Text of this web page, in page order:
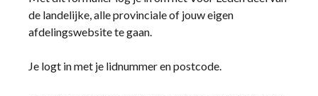
de landelijke, alle provinciale of jouw eigen
afdelingswebsite te gaan.
Je logt in met je lidnummer en postcode.